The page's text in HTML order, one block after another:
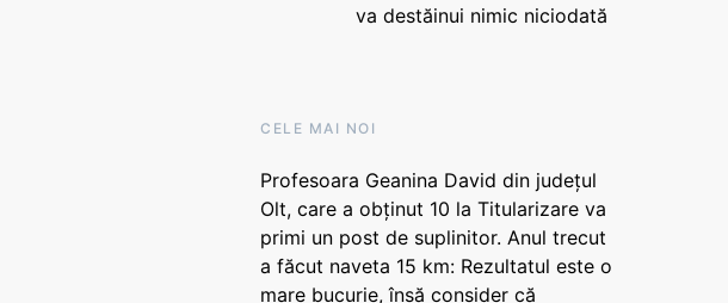
va destăinui nimic niciodată
CELE MAI NOI
Profesoara Geanina David din județul
Olt, care a obținut 10 la Titularizare va
primi un post de suplinitor. Anul trecut
a făcut naveta 15 km: Rezultatul este o
mare bucurie, însă consider că